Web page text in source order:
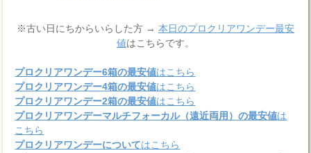
※古い日にちからいらした方 → 本日のプロクリアワンデー最安
値はこちらです。
プロクリアワンデー6箱の最安値はこちら
プロクリアワンデー4箱の最安値はこちら
プロクリアワンデー2箱の最安値はこちら
プロクリアワンデーマルチフォーカル（遠近両用）の最安値は
こちら
プロクリアワンデーについてはこちら